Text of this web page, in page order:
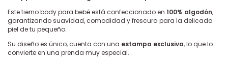
Este tierno body para bebé está confeccionado en 100% algodón,
garantizando suavidad, comodidad y frescura para la delicada
piel de tu pequeño.
Su diseño es único, cuenta con una estampa exclusiva, lo que lo
convierte en una prenda muy especial.